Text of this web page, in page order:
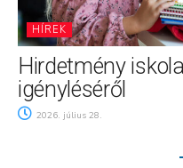
HÍREK
Hirdetmény
igényléséről
2026. július 28.